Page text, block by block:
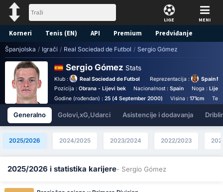
LIGE MENI
Korneri Tenis (EN) API Premium Predviđanje
Španjolska / Igrači / Real Sociedad de Futbol / Sergio Gómez
Sergio Gómez Stats
Klub : Real Sociedad de Futbol Reprezentacija :
Spain
Pozicija : Obrana - Lijevi bek Nacionalnost :Spain Noga :
Godine (rođendan) : 25 (4 September 2000) Visina :171cm
Generalno Golovi,xG,Udarci Asistencije i dodavanja
2025/2026 2024/2025 2023/2024 2022/2023
2025/2026 i statistika karijere- Sergio Gómez